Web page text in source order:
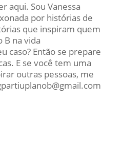
aqui. Sou Vanessa
por histórias de
que inspiram quem
B na vida
caso? Então se prepare
E se você tem uma
outras pessoas, me